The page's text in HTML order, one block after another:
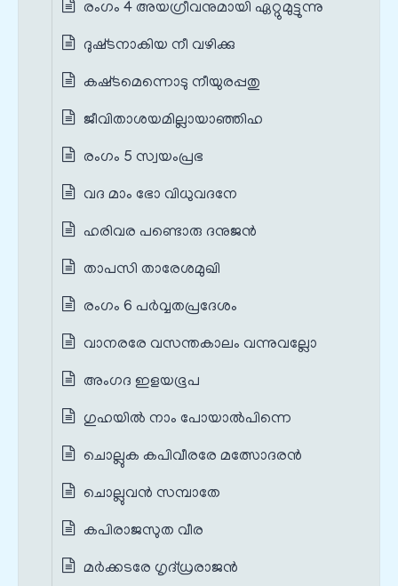
രംഗം 4 അയഗ്രീവനുമായി ഏറ്റുമുട്ടുന്നു
ദുഷ്‌ടനാകിയ നീ വഴിക്കു
കഷ്‌ടമെന്നൊടു നീയുരപ്പതു
ജീവിതാശയമില്ലായാഞ്ഞിഹ
രംഗം 5 സ്വയം‌പ്രഭ
വദ മാം ഭോ വിധുവദനേ
ഹരിവര പണ്ടൊരു ദനുജന്‍
താപസി താരേശമുഖി
രംഗം 6 പർവ്വതപ്രദേശം
വാനരരേ വസന്തകാലം വന്നുവല്ലോ
അംഗദ ഇളയഭൂപ
ഗുഹയില്‍ നാം പോയാല്‍പിന്നെ
ചൊല്ലുക കപിവീരരേ മത്സോദരന്‍
ചൊല്ലുവന്‍ സമ്പാതേ
കപിരാജസുത വീര
മര്‍ക്കടരേ ഗൃദ്‌ധ്രരാജന്‍